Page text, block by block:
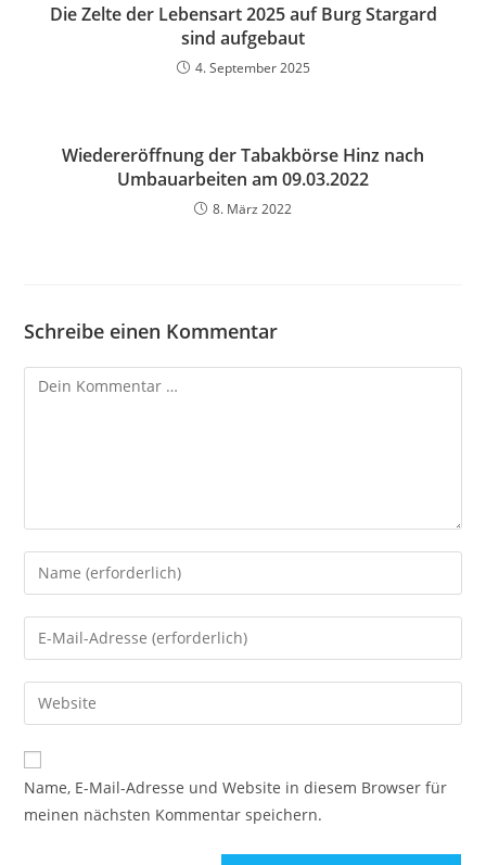
Die Zelte der Lebensart 2025 auf Burg Stargard
sind aufgebaut
4. September 2025
Wiedereröffnung der Tabakbörse Hinz nach
Umbauarbeiten am 09.03.2022
8. März 2022
Schreibe einen Kommentar
Name, E-Mail-Adresse und Website in diesem Browser für
meinen nächsten Kommentar speichern.